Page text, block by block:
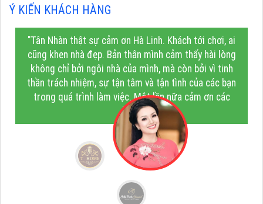
Ý KIẾN KHÁCH HÀNG
"Tân Nhàn thật sự cảm ơn Hà Linh. Khách tới chơi, ai
cũng khen nhà đẹp. Bản thân mình cảm thấy hài lòng
không chỉ bởi ngôi nhà của mình, mà còn bởi vì tinh
thần trách nhiệm, sự tận tâm và tận tình của các bạn
trong quá trình làm việc. Một lần nữa cảm ơn các
bạn!"